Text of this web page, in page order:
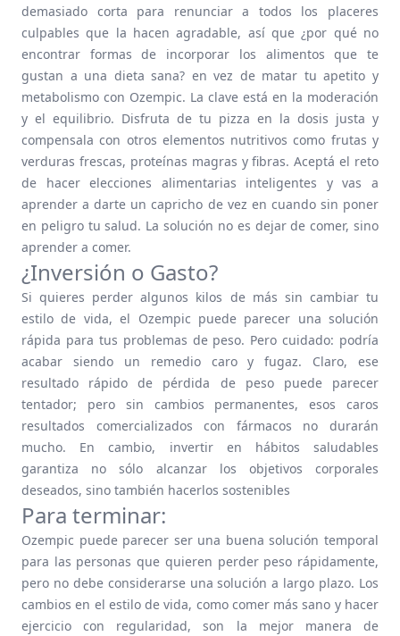
demasiado corta para renunciar a todos los placeres
culpables que la hacen agradable, así que ¿por qué no
encontrar formas de incorporar los alimentos que te
gustan a una dieta sana? en vez de matar tu apetito y
metabolismo con Ozempic. La clave está en la moderación
y el equilibrio. Disfruta de tu pizza en la dosis justa y
compensala con otros elementos nutritivos como frutas y
verduras frescas, proteínas magras y fibras. Aceptá el reto
de hacer elecciones alimentarias inteligentes y vas a
aprender a darte un capricho de vez en cuando sin poner
en peligro tu salud. La solución no es dejar de comer, sino
aprender a comer.
¿Inversión o Gasto?
Si quieres perder algunos kilos de más sin cambiar tu
estilo de vida, el Ozempic puede parecer una solución
rápida para tus problemas de peso. Pero cuidado: podría
acabar siendo un remedio caro y fugaz. Claro, ese
resultado rápido de pérdida de peso puede parecer
tentador; pero sin cambios permanentes, esos caros
resultados comercializados con fármacos no durarán
mucho. En cambio, invertir en hábitos saludables
garantiza no sólo alcanzar los objetivos corporales
deseados, sino también hacerlos sostenibles
Para terminar:
Ozempic puede parecer ser una buena solución temporal
para las personas que quieren perder peso rápidamente,
pero no debe considerarse una solución a largo plazo. Los
cambios en el estilo de vida, como comer más sano y hacer
ejercicio con regularidad, son la mejor manera de